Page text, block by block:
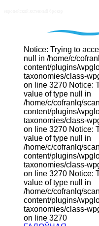
Notice: Trying to
null in /home/c/
content/plugins/
taxonomies/class-
on line 3270 Notice:
value of type null in
/home/c/cofranlq/
content/plugins/
taxonomies/class-
on line 3270 Notice:
value of type null in
/home/c/cofranlq/
content/plugins/
taxonomies/class-
on line 3270 Notice:
value of type null in
/home/c/cofranlq/
content/plugins/
taxonomies/class-
on line 3270